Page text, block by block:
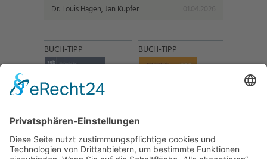
Dr. Louis Hagen, Jan Kupfer
BUCH-TIPP BUCH-TIPP